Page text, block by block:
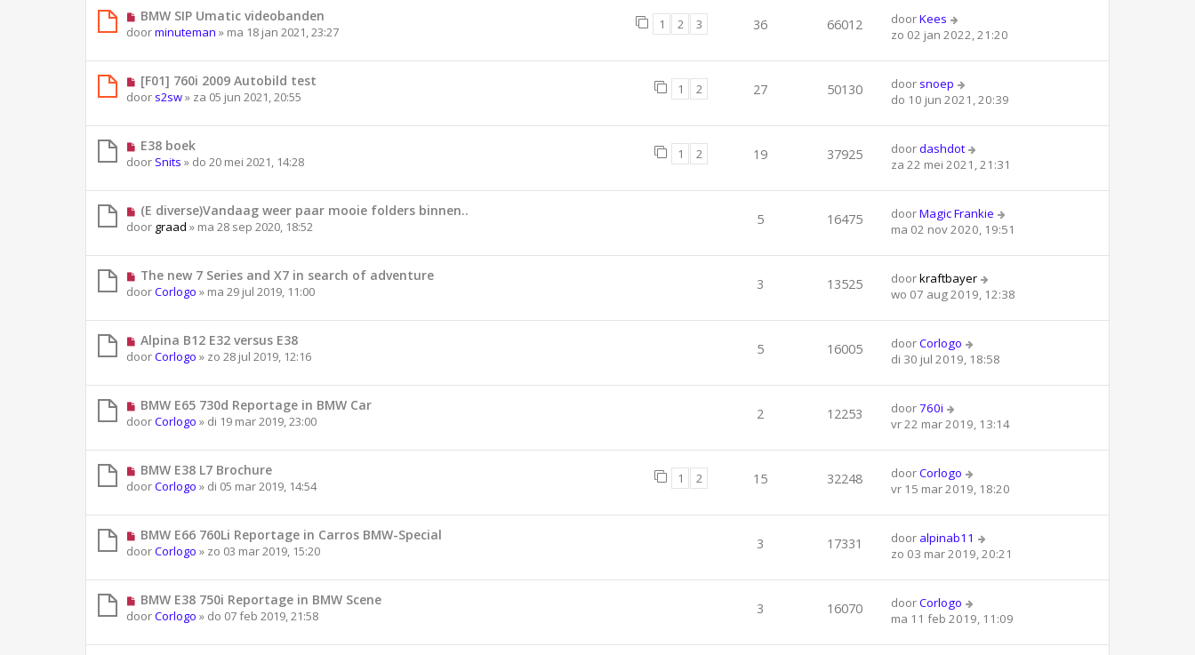
BMW SIP Umatic videobanden
doorminuteman » ma 18 jan 2021, 23:27 1 2 3 36 66012 doorKees
zo 02 jan 2022, 21:20
[F01] 760i 2009 Autobild test
door s2sw» za 05 jun 2021, 20:55 1 2 27 50130 door snoep
do 10 jun 2021, 20:39
E38 boek
door Snits » do 20 mei 2021, 14:28 1 2 19 37925 doordashdot
za 22 mei 2021, 21:31
(E diverse)Vandaag weer paar mooie folders binnen..
door graad » ma 28 sep 2020, 18:52 5 16475 doorMagic Frankie
ma 02 nov 2020, 19:51
The new 7 Series and X7 in search of adventure
doorCorlogo » ma 29 jul 2019, 11:00 3 13525 doorkraftbayer
wo 07 aug 2019, 12:38
Alpina B12 E32 versus E38
doorCorlogo » zo 28 jul 2019, 12:16 5 16005 doorCorlogo
di 30 jul 2019, 18:58
BMW E65 730d Reportage in BMW Car
doorCorlogo » di 19 mar 2019, 23:00 2 12253 door760i
vr 22 mar 2019, 13:14
BMW E38 L7 Brochure
doorCorlogo » di 05 mar 2019, 14:54 1 2 15 32248 doorCorlogo
vr 15 mar 2019, 18:20
BMW E66 760Li Reportage in Carros BMW-Special
doorCorlogo » zo 03 mar 2019, 15:20 3 17331 door alpinab11
zo 03 mar 2019, 20:21
BMW E38 750i Reportage in BMW Scene
doorCorlogo » do 07 feb 2019, 21:58 3 16070 doorCorlogo
ma 11 feb 2019, 11:09